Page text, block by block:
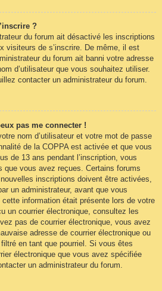
?
du forum ait désactivé les inscriptions
visiteurs de s’inscrire. De même, il est
du forum ait banni votre adresse
d’utilisateur que vous souhaitez utiliser.
contacter un administrateur du forum.
pas me connecter !
nom d’utilisateur et votre mot de passe
de la COPPA est activée et que vous
de 13 ans pendant l’inscription, vous
que vous avez reçues. Certains forums
inscriptions doivent être activées,
un administrateur, avant que vous
information était présente lors de votre
un courrier électronique, consultez les
pas de courrier électronique, vous avez
adresse de courrier électronique ou
en tant que pourriel. Si vous êtes
électronique que vous avez spécifiée
un administrateur du forum.